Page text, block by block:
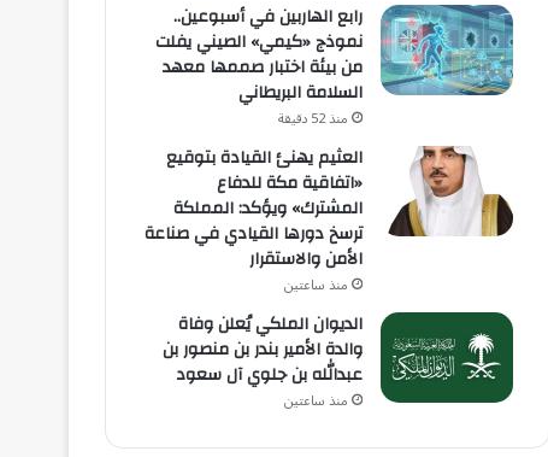
رابع الهاربين في أسبوعين..
نموذج «كيمي» الصيني يفلت
من بيئة اختبار صممها معهد
السلامة البريطاني
منذ 52 دقيقة
العثيم يهنئ القيادة بتوقيع
«اتفاقية مكة للدفاع
المشترك» ويؤكد: المملكة
ترسخ دورها القيادي في صناعة
الأمن والاستقرار
منذ ساعتين
الديوان الملكي يُعلن وفاة
والدة الأمير بندر بن منصور بن
عبدالله بن جلوي آل سعود
منذ ساعتين